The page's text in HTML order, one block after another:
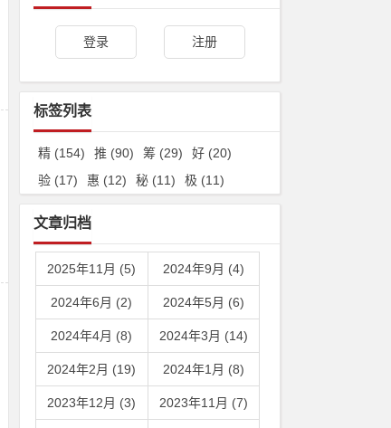
登录 注册
标签列表
精 (154) 推 (90) 筹 (29) 好 (20)
验 (17) 惠 (12) 秘 (11) 极 (11)
文章归档
2025年11月 (5) 2024年9月 (4)
2024年6月 (2) 2024年5月 (6)
2024年4月 (8) 2024年3月 (14)
2024年2月 (19) 2024年1月 (8)
2023年12月 (3) 2023年11月 (7)